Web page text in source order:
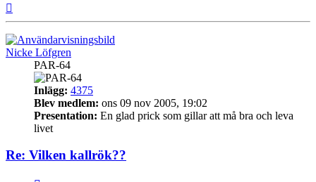
Nicke Löfgren
PAR-64
Inlägg: 4375
Blev medlem: ons 09 nov 2005, 19:02
Presentation: En glad prick som gillar att må bra och leva
livet
Re: Vilken kallrök??